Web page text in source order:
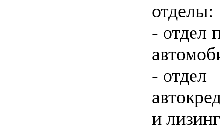
отделы:
- отдел
- отдел
и